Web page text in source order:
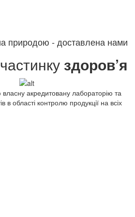
природою - доставлена нами
здоров’я
акредитовану лабораторію та
в області контролю продукції на всіх